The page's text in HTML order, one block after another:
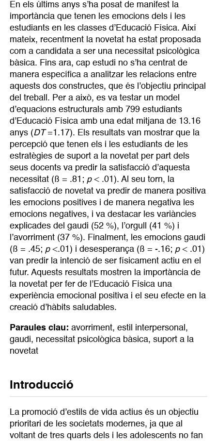
En els últims anys s’ha posat de manifest la
importància que tenen les emocions dels i les
estudiants en les classes d’Educació Física. Així
mateix, recentment la novetat ha estat proposada
com a candidata a ser una necessitat psicològica
bàsica. Fins ara, cap estudi no s’ha centrat de
manera específica a analitzar les relacions entre
aquests dos constructes, que és l’objectiu principal
del treball. Per a això, es va testar un model
d’equacions estructurals amb 799 estudiants
d’Educació Física amb una edat mitjana de 13.16
anys (DT=1.17). Els resultats van mostrar que la
percepció que tenen els i les estudiants de les
estratègies de suport a la novetat per part dels
seus docents va predir la satisfacció d’aquesta
necessitat (ß = .81; p< .01). Al seu torn, la
satisfacció de novetat va predir de manera positiva
les emocions positives i de manera negativa les
emocions negatives, i va destacar les variàncies
explicades del gaudi (52 %), l’orgull (41 %) i
l’avorriment (37 %). Finalment, les emocions gaudi
(ß = .45; p <.01) i desesperança (ß = -.16; p< .01)
van predir la intenció de ser físicament actiu en el
futur. Aquests resultats mostren la importància de
la novetat per fer de l’Educació Física una
experiència emocional positiva i el seu efecte en la
creació d’hàbits saludables.
Paraules clau: avorriment, estil interpersonal ,
gaudi, necessitat psicològica bàsica, suport a la
novetat
Introducció
La promoció d’estils de vida actius és un objectiu
prioritari de les societats modernes, ja que al
voltant de tres quarts dels i les adolescents no fan